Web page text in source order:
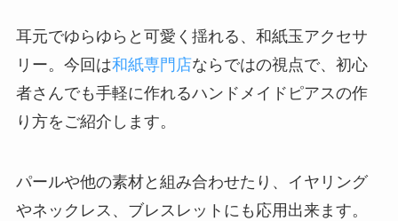
耳元でゆらゆらと可愛く揺れる、和紙玉アクセサ
リー。今回は和紙専門店ならではの視点で、初心
者さんでも手軽に作れるハンドメイドピアスの作
り方をご紹介します。
パールや他の素材と組み合わせたり、イヤリング
やネックレス、ブレスレットにも応用出来ます。